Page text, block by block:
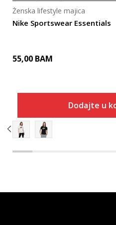
Nike Sportswear Essentials
Ženska lifestyle majica
55,00 BAM
Dodajte u